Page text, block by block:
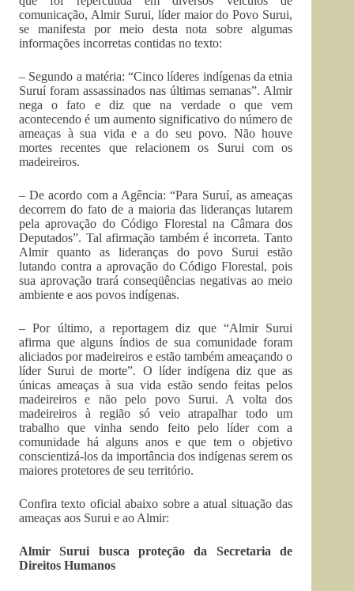
comunicação, Almir Surui, líder maior do Povo Surui,
se manifesta por meio desta nota sobre algumas
informações incorretas contidas no texto:
– Segundo a matéria: “Cinco líderes indígenas da etnia
Suruí foram assassinados nas últimas semanas”. Almir
nega o fato e diz que na verdade o que vem
acontecendo é um aumento significativo do número de
ameaças à sua vida e a do seu povo. Não houve
mortes recentes que relacionem os Surui com os
madeireiros.
– De acordo com a Agência: “Para Suruí, as ameaças
decorrem do fato de a maioria das lideranças lutarem
pela aprovação do Código Florestal na Câmara dos
Deputados”. Tal afirmação também é incorreta. Tanto
Almir quanto as lideranças do povo Surui estão
lutando contra a aprovação do Código Florestal, pois
sua aprovação trará conseqüências negativas ao meio
ambiente e aos povos indígenas.
– Por último, a reportagem diz que “Almir Surui
afirma que alguns índios de sua comunidade foram
aliciados por madeireiros e estão também ameaçando o
líder Surui de morte”. O líder indígena diz que as
únicas ameaças à sua vida estão sendo feitas pelos
madeireiros e não pelo povo Surui. A volta dos
madeireiros à região só veio atrapalhar todo um
trabalho que vinha sendo feito pelo líder com a
comunidade há alguns anos e que tem o objetivo
conscientizá-los da importância dos indígenas serem os
maiores protetores de seu território.
Confira texto oficial abaixo sobre a atual situação das
ameaças aos Surui e ao Almir:
Almir Surui busca proteção da Secretaria de
Direitos Humanos